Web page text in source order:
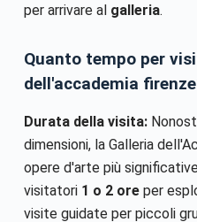
per arrivare al galleria.
Quanto tempo per
dell'accademia
Durata della visita:
dimensioni, la Galleria
opere d'arte più
visitatori 1 o 2 oreper
visite guidate per piccoli